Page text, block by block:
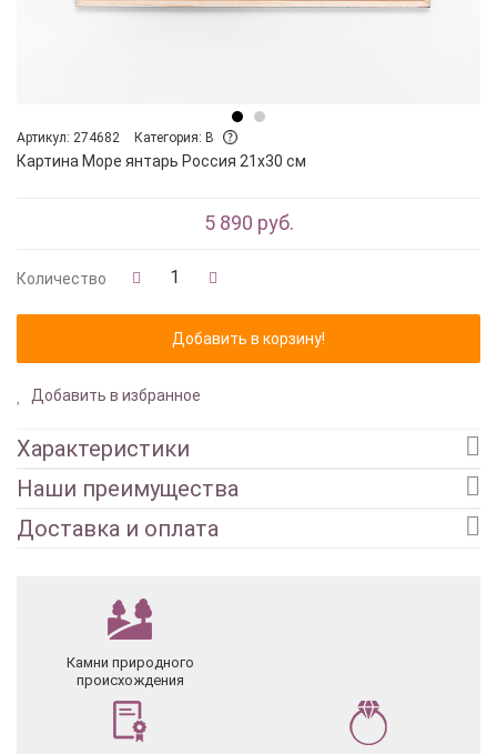
Артикул: 274682 Категория: B
Картина Море янтарь Россия 21х30 см
5 890 руб.
Количество
Добавить в избранное
Характеристики
Наши преимущества
Доставка и оплата
Камни природного
происхождения